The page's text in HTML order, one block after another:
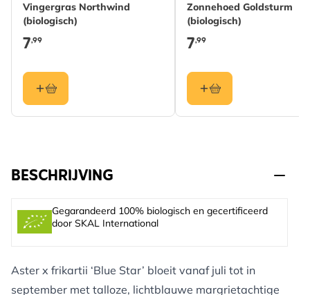
Vingergras Northwind
(biologisch)
7,99
Zonnehoed Goldsturm
(biologisch)
7,99
BESCHRIJVING
Gegarandeerd 100% biologisch en gecertificeerd
door SKAL International
Aster x frikartii ‘Blue Star’ bloeit vanaf juli tot in
september met talloze, lichtblauwe margrietachtige